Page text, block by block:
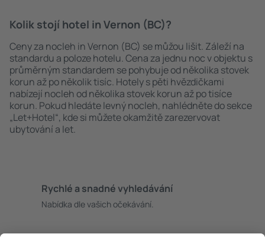
Kolik stojí hotel in Vernon (BC)?
Ceny za nocleh in Vernon (BC) se můžou lišit. Záleží na
standardu a poloze hotelu. Cena za jednu noc v objektu s
průměrným standardem se pohybuje od několika stovek
korun až po několik tisíc. Hotely s pěti hvězdičkami
nabízejí nocleh od několika stovek korun až po tisíce
korun. Pokud hledáte levný nocleh, nahlédněte do sekce
„Let+Hotel“, kde si můžete okamžitě zarezervovat
ubytování a let.
Rychlé a snadné vyhledávání
Nabídka dle vašich očekávání.